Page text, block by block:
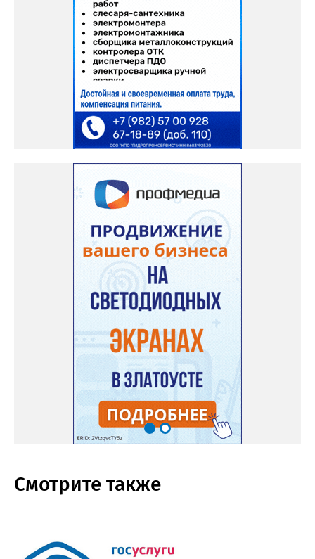
Смотрите также